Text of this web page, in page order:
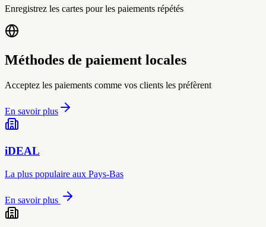
Enregistrez les cartes pour les paiements répétés
Méthodes de paiement locales
Acceptez les paiements comme vos clients les préfèrent
En savoir plus
iDEAL
La plus populaire aux Pays-Bas
En savoir plus